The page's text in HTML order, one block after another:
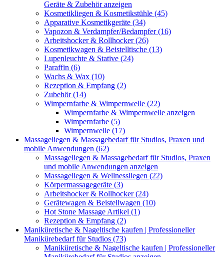
Geräte & Zubehör anzeigen
Kosmetikliegen & Kosmetikstühle (45)
Apparative Kosmetikgeräte (34)
Vapozon & Verdampfer/Bedampfer (16)
Arbeitshocker & Rollhocker (26)
Kosmetikwagen & Beistelltische (13)
Lupenleuchte & Stative (24)
Paraffin (6)
Wachs & Wax (10)
Rezeption & Empfang (2)
Zubehör (14)
Wimpernfarbe & Wimpernwelle (22)
Wimpernfarbe & Wimpernwelle anzeigen
Wimpernfarbe (5)
Wimpernwelle (17)
Massageliegen & Massagebedarf für Studios, Praxen und
mobile Anwendungen (62)
Massageliegen & Massagebedarf für Studios, Praxen
und mobile Anwendungen anzeigen
Massageliegen & Wellnessliegen (22)
Körpermassagegeräte (3)
Arbeitshocker & Rollhocker (24)
Gerätewagen & Beistellwagen (10)
Hot Stone Massage Artikel (1)
Rezeption & Empfang (2)
Maniküretische & Nageltische kaufen | Professioneller
Manikürebedarf für Studios (73)
Maniküretische & Nageltische kaufen | Professioneller